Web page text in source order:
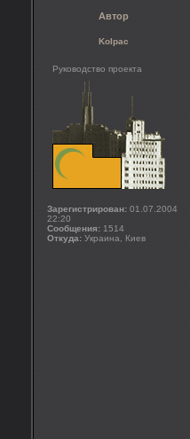
Автор
Kolpac
Руководство проекта
Зарегистрирован: 01.07.2004
22:20
Сообщения: 1514
Откуда: Украина, Киев